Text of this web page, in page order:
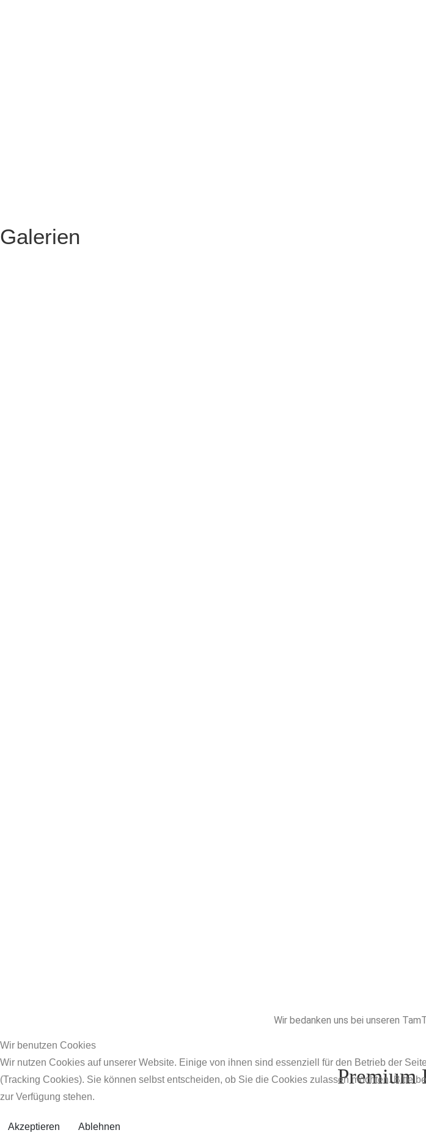
Galerien
Wir bedanken uns bei unseren
Premium
Wir benutzen Cookies
Wir nutzen Cookies auf unserer Website. Einige von ihnen sind essenziell für den Betrieb der
(Tracking Cookies). Sie können selbst entscheiden, ob Sie die Cookies zulassen möchten. Bitte
zur Verfügung stehen.
Akzeptieren
Ablehnen